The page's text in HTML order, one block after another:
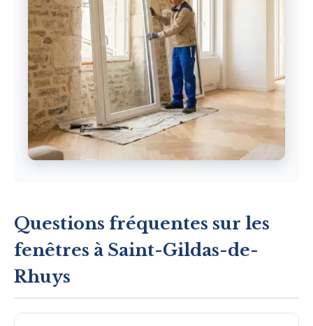
Questions fréquentes sur les
fenêtres à Saint-Gildas-de-
Rhuys